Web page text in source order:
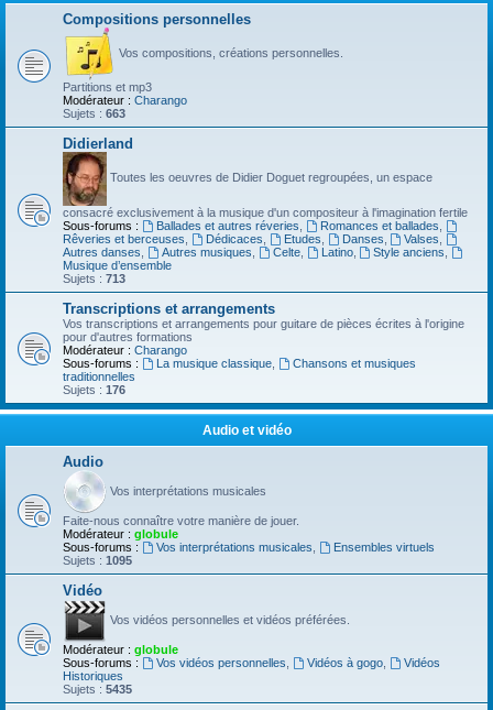
Compositions personnelles
Vos compositions, créations personnelles.
Partitions et mp3
Modérateur : Charango
Sujets : 663
Didierland
Toutes les oeuvres de Didier Doguet regroupées, un espace
consacré exclusivement à la musique d'un compositeur à l'imagination fertile
Sous-forums :
Ballades et autres réveries Romances et ballades
Rêveries et berceuses
Dédicaces Etudes Danses Valses
Autres danses
Autres musiques Celte, Latino, Style anciens
Musique d’ensemble
Sujets : 713
Transcriptions et arrangements
Vos transcriptions et arrangements pour guitare de pièces écrites à l'origine
pour d'autres formations
Modérateur : Charango
Sous-forums :
La musique classique,
Chansons et musiques
traditionnelles
Sujets : 176
Audio et vidéo
Audio
Vos interprétations musicales
Faite-nous connaître votre manière de jouer.
Modérateur : globule
Sous-forums :
Vos interprétations musicales
Ensembles virtuels
Sujets : 1095
Vidéo
Vos vidéos personnelles et vidéos préférées.
Modérateur : globule
Sous-forums :
Vos vidéos personnelles Vidéos à gogo,
Vidéos
Historiques
Sujets : 5435